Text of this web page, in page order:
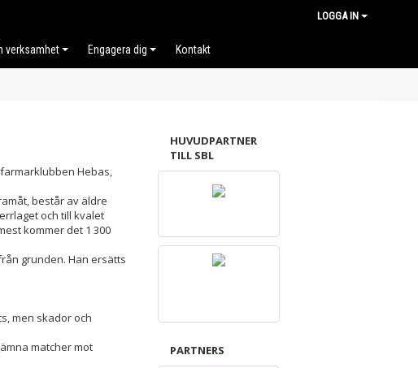
LOGGA IN
verksamhet Engagera dig Kontakt
farmarklubben Hebas,
består av äldre
och till kvalet
kommer det 1 300
grunden. Han ersätts
men skador och
matcher mot
HUVUDPARTNER
TILL SBL
PARTNERS